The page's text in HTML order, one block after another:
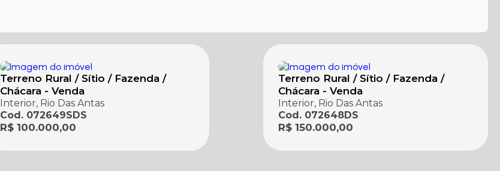
Terreno Rural / Sítio / Fazenda /
Chácara - Venda
Interior, Rio Das Antas
Cod. 072649SDS
R$ 100.000,00
Terreno Rural / Sítio / Fazenda /
Chácara - Venda
Interior, Rio Das Antas
Cod. 072648DS
R$ 150.000,00